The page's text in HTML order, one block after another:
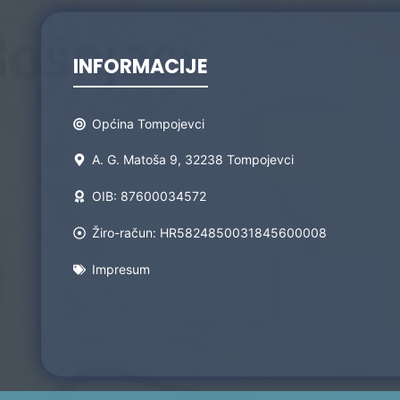
INFORMACIJE
Općina Tompojevci
A. G. Matoša 9, 32238 Tompojevci
OIB: 87600034572
Žiro-račun: HR5824850031845600008
Impresum